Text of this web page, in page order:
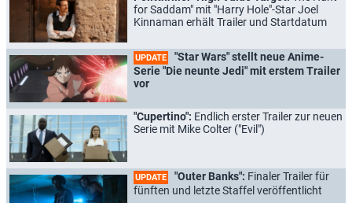
for Saddam" mit "Harry Hole"-Star Joel
Kinnaman erhält Trailer und Startdatum
UPDATE
"Star Wars" stellt neue Anime-
Serie "Die neunte Jedi" mit erstem Trailer
vor
"Cupertino": Endlich erster Trailer zur neuen
Serie mit Mike Colter ("Evil")
UPDATE "Outer Banks": Finaler Trailer für
fünften und letzte Staffel veröffentlicht